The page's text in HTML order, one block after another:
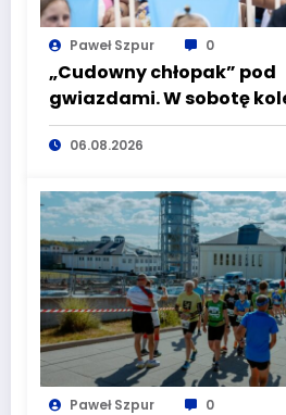
Paweł Szpur 0
„Cudowny chłopak” pod
gwiazdami. W sobotę
plenerowe w Aqua Zdroju
06.08.2026
Paweł Szpur 0